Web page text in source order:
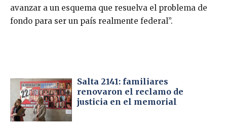
avanzar a un esquema que resuelva el problema de
fondo para ser un país realmente federal”.
Salta 2141: familiares
renovaron el reclamo de
justicia en el memorial